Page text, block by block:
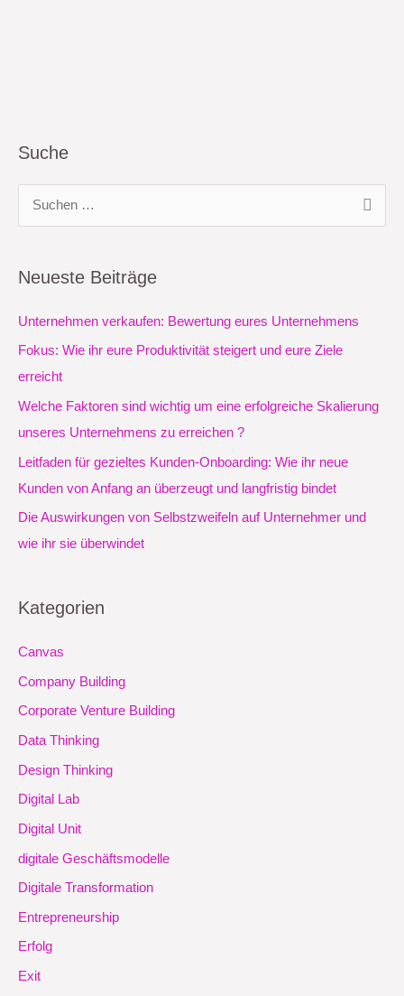
Suche
h
e
:
Neueste Beiträge
Unternehmen verkaufen: Bewertung eures Unternehmens
Fokus: Wie ihr eure Produktivität steigert und eure Ziele
erreicht
Welche Faktoren sind wichtig um eine erfolgreiche Skalierung
unseres Unternehmens zu erreichen ?
Leitfaden für gezieltes Kunden-Onboarding: Wie ihr neue
Kunden von Anfang an überzeugt und langfristig bindet
Die Auswirkungen von Selbstzweifeln auf Unternehmer und
wie ihr sie überwindet
Kategorien
Canvas
Company Building
Corporate Venture Building
Data Thinking
Design Thinking
Digital Lab
Digital Unit
digitale Geschäftsmodelle
Digitale Transformation
Entrepreneurship
Erfolg
Exit